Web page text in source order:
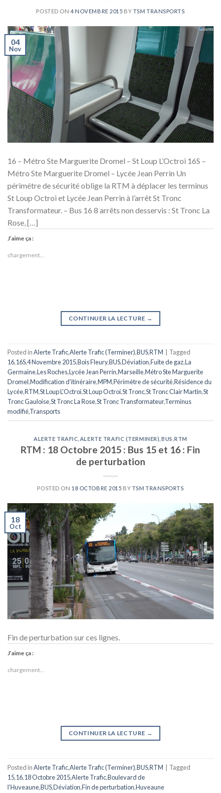
POSTED ON4 NOVEMBRE 2015 BY TSM TRANSPORTS
04
Nov
16 – Métro Ste Marguerite Dromel – St Loup L’Octroi 16S –
Métro Ste Marguerite Dromel – Lycée Jean Perrin Un
périmétre de sécurité oblige la RTM à déplacer les terminus
St Loup Octroi et Lycée Jean Perrin à l’arrêt St Tronc
Transformateur. – Bus 16 8 arrêts non desservis : St Tronc La
Rose, […]
J’aime ça :
chargement…
CONTINUER LA LECTURE →
Posted inAlerte Trafic,Alerte Trafic (Terminer),BUS,RTM
Tagged
16,16S,4 Novembre 2015,Bois Fleury,BUS,Déviation,Fuite de gaz,La
Germaine,Les Roches,Lycée Jean Perrin,Marseille,Métro Ste Marguerite
Dromel,Modification d'itinéraire,MPM,Périmètre de sécurité,Résidence du
Lycée,RTM,St Loup L'Octroi,St Loup Octroi,St Tronc,St Tronc Clair Martin,St
Tronc Gauloise,St Tronc La Rose,St Tronc Transformateur,Terminus
modifié,Transports
ALERTE TRAFIC ALERTE TRAFIC (TERMINER) BUS ,RTM
RTM : 18 Octobre 2015 : Bus 15 et 16 : Fin
de perturbation
POSTED ON 18 OCTOBRE 2015 BY TSM TRANSPORTS
18
Oct
Fin de perturbation sur ces lignes.
J’aime ça :
chargement…
CONTINUER LA LECTURE →
Posted inAlerte Trafic,Alerte Trafic (Terminer),BUS,RTM
Tagged
15,16,18 Octobre 2015,Alerte Trafic,Boulevard de
l’Huveaune,BUS,Déviation,Fin de perturbation,Huveaune